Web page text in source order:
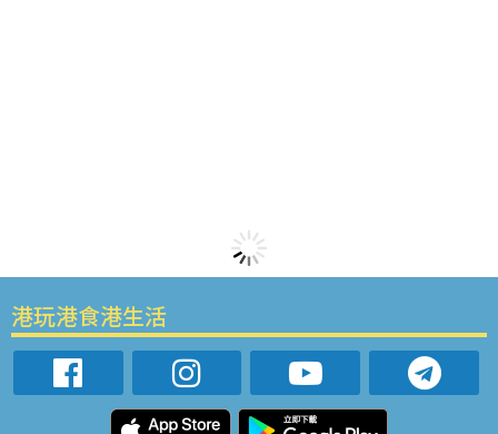
港玩港食港生活